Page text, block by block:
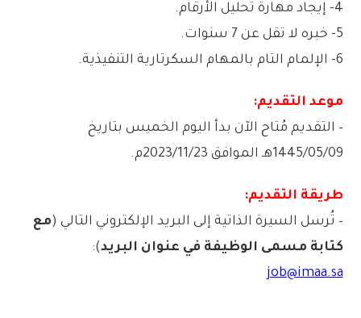
4- إيجاد مهارة تحليل الأرقام.
5- خبره لا تقل عن 7 سنوات.
6- الإلمام التام بالمهام السكرتارية التنفيذية.
موعد التقديم:
– التقديم مُتاح الآن بدأ اليوم الخميس بتاريخ
1445/05/09هـ الموافق 2023/11/23م.
طريقة التقديم:
– تُرسل السيرة الذاتية إلى البريد الإلكتروني التالي (مع
كتابة مسمى الوظيفة في عنوان البريد):
job@imaa.sa